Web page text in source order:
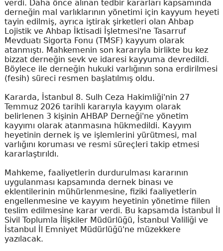
verdi. Daha önce alınan tedbir kararları kapsamında
derneğin mal varlıklarının yönetimi için kayyum heyeti
tayin edilmiş, ayrıca iştirak şirketleri olan Ahbap
Lojistik ve Ahbap İktisadi İşletmesi'ne Tasarruf
Mevduatı Sigorta Fonu (TMSF) kayyum olarak
atanmıştı. Mahkemenin son kararıyla birlikte bu kez
bizzat derneğin sevk ve idaresi kayyuma devredildi.
Böylece ile derneğin hukuki varlığının sona erdirilmesi
(fesih) süreci resmen başlatılmış oldu.
Kararda, İstanbul 8. Sulh Ceza Hakimliği'nin 27
Temmuz 2026 tarihli kararıyla kayyım olarak
belirlenen 3 kişinin AHBAP Derneği'ne yönetim
kayyımı olarak atanmasına hükmedildi. Kayyım
heyetinin dernek iş ve işlemlerini yürütmesi, mal
varlığını koruması ve resmi süreçleri takip etmesi
kararlaştırıldı.
Mahkeme, faaliyetlerin durdurulması kararının
uygulanması kapsamında dernek binası ve
eklentilerinin mühürlenmesine, fiziki faaliyetlerin
engellenmesine ve kayyım heyetinin yönetime fiilen
teslim edilmesine karar verdi. Bu kapsamda İstanbul İl
Sivil Toplumla İlişkiler Müdürlüğü, İstanbul Valiliği ve
İstanbul İl Emniyet Müdürlüğü'ne müzekkere
yazılacak.